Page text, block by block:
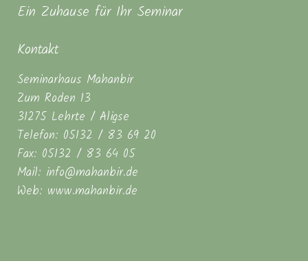
Ein Zuhause für Ihr Seminar
Kontakt
Seminarhaus Mahanbir
Zum Roden 13
31275 Lehrte / Aligse
Telefon: 05132 / 83 69 20
Fax: 05132 / 83 64 05
Mail: info@mahanbir.de
Web: www.mahanbir.de